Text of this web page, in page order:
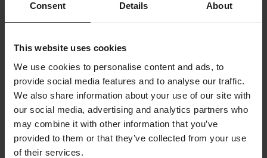
Consent Details About
This website uses cookies
We use cookies to personalise content and ads, to
provide social media features and to analyse our traffic.
We also share information about your use of our site with
our social media, advertising and analytics partners who
may combine it with other information that you’ve
provided to them or that they’ve collected from your use
of their services.
27,99 € -10%
31,26 €
Umlenkungsschutzplatte AXP
55,45 €
Schwingenschutz AXP